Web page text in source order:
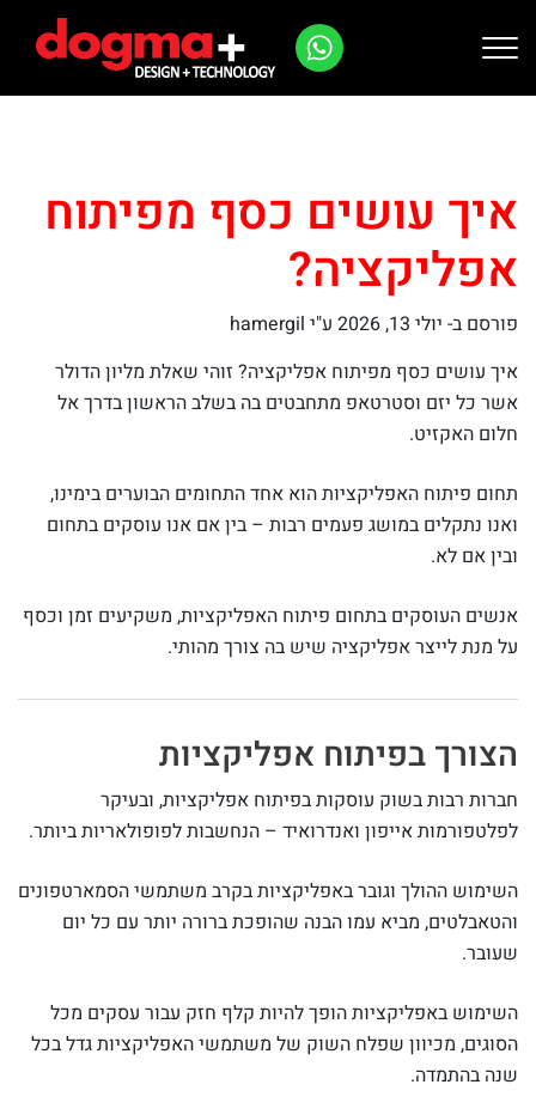
איך עושים כסף מפיתוח
אפליקציה?
פורסם ב- יולי 13, 2026
ע"י hamergil
איך עושים כסף מפיתוח אפליקציה? זוהי שאלת מליון הדולר
אשר כל יזם וסטרטאפ מתחבטים בה בשלב הראשון בדרך אל
חלום האקזיט.
תחום פיתוח האפליקציות הוא אחד התחומים הבוערים בימינו,
ואנו נתקלים במושג פעמים רבות – בין אם אנו עוסקים בתחום
ובין אם לא.
אנשים העוסקים בתחום פיתוח האפליקציות, משקיעים זמן וכסף
על מנת לייצר אפליקציה שיש בה צורך מהותי.
הצורך בפיתוח אפליקציות
חברות רבות בשוק עוסקות בפיתוח אפליקציות, ובעיקר
לפלטפורמות אייפון ואנדרואיד – הנחשבות לפופולאריות ביותר.
השימוש ההולך וגובר באפליקציות בקרב משתמשי הסמארטפונים
והטאבלטים, מביא עמו הבנה שהופכת ברורה יותר עם כל יום
שעובר.
השימוש באפליקציות הופך להיות קלף חזק עבור עסקים מכל
הסוגים, מכיוון שפלח השוק של משתמשי האפליקציות גדל בכל
שנה בהתמדה.